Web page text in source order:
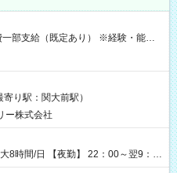
部支給（既定あり） ※経験・能力を
用時と異なる部分があります。 雇
。 給与：時給 1,610円以上
り駅：関大前駅）
ー株式会社
8時間/日 【夜勤】 22：00～翌9：